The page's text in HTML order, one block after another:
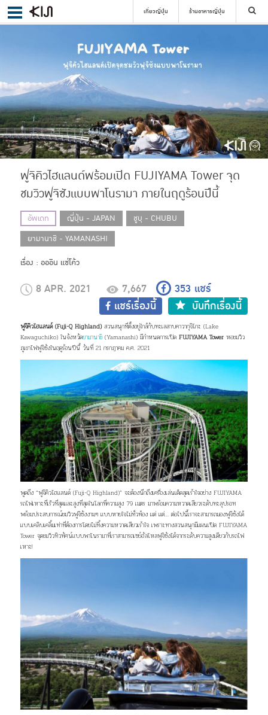
เที่ยวญี่ปุ่น ร้านอาหารญี่ปุ่น
ค้นหา
เลือกย่าน
ค้นหา
8 APR. 2021 7,667 353 แชร์
แชร์เรื่องนี้
บันทึกเรื่องนี้
ฟูจิคิวไฮแลนด์พร้อมเปิด FUJIYAMA Tower จุด
ชมวิวฟูจิซังแบบพาโนรามา ภายในฤดูร้อนปีนี้
อัพเดท ญี่ปุ่น - JAPAN
ชูบุ - CHUBU
ยามานาชิ - YAMANASHI
เรื่อง : อออิน แซ่โค้ว
ฟูจิคิวไฮแลนด์ (Fuji-Q Highland)สวนสนุกที่ตั้งอยู่ใกล้กับทะเลสาบคาวากุจิโกะ (Lake
Kawaguchiko) ในจังหวัดยามานาชิ(Yamanashi) มีกำหนดการเปิด FUJIYAMA Towerหอชมวิว
ภูเขาไฟฟูจิซังในฤดูร้อนปีนี้ วันที่ 21 กรกฎาคม ค.ศ. 2021
พูดถึง “ฟูจิคิวไฮแลนด์ (Fuji-Q Highland)” จะต้องนึกถึงเครื่องเล่นเด็ดสุดเร้าใจอย่าง FUJIYAMA
รถไฟเหาะที่เร็วที่สุดและสูงที่สุดในโลกที่ความสูง 79 เมตร มาพร้อมความหวาดเสียวระดับทะลุปรอท
พร้อมประสบการณ์ชมวิวฟูจิซังงามๆ แบบหายใจไม่ทั่วท้อง แต่ แต่… ต่อไปนี้เราจะสามารถมองฟูจิซังได้
แบบเคลิบเคลิ้มเท่าที่ต้องการโดยไม่ทิ้งความหวาดเสียวเร้าใจ เพราะทางสวนสนุกมีแผนเปิด FUJIYAMA
Tower จุดชมวิวทิวทัศน์แบบพาโนรามาที่เราสามารถเซย์ฮัลโหลฟูจิซังได้จากระดับความสูงเดียวกับรถไฟ
เหาะ!